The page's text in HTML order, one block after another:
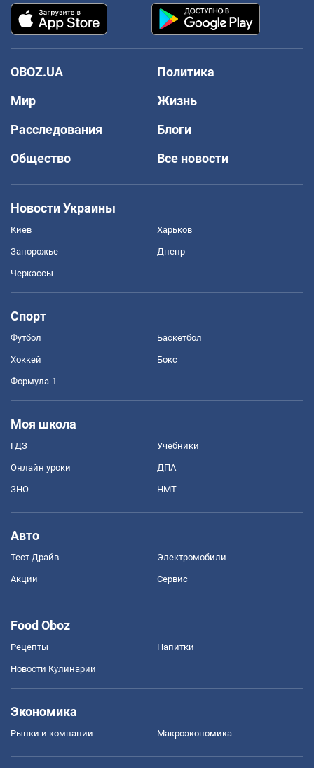
OBOZ.UA
Политика
Мир
Жизнь
Расследования
Блоги
Общество
Все новости
Новости Украины
Киев Харьков
Запорожье Днепр
Черкассы
Спорт
Футбол Баскетбол
Хоккей Бокс
Формула-1
Моя школа
ГДЗ Учебники
Онлайн уроки ДПА
ЗНО НМТ
Авто
Тест Драйв Электромобили
Акции Сервис
Food Oboz
Рецепты Напитки
Новости Кулинарии
Экономика
Рынки и компании Mакроэкономика